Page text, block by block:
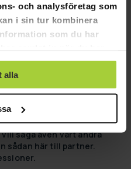
och analysföretag som
i sin tur kombinera
som du har
alla
06-29-2023
säga även vårt andra
sådan här till partner.